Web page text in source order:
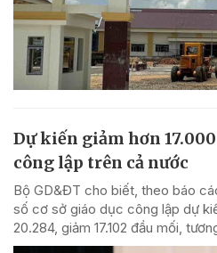
Dự kiến giảm hơn
công lập trên cả nước
Bộ GD&ĐT cho biết, theo báo
số cơ sở giáo dục công lập dự
20.284, giảm 17.102 đầu mối,